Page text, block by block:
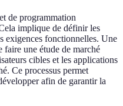
de programmation
implique de définir les
exigences fonctionnelles. Une
une étude de marché
cibles et les applications
Ce processus permet
afin de garantir la